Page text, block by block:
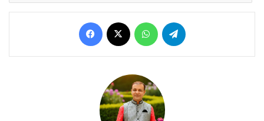
Facebook WhatsApp